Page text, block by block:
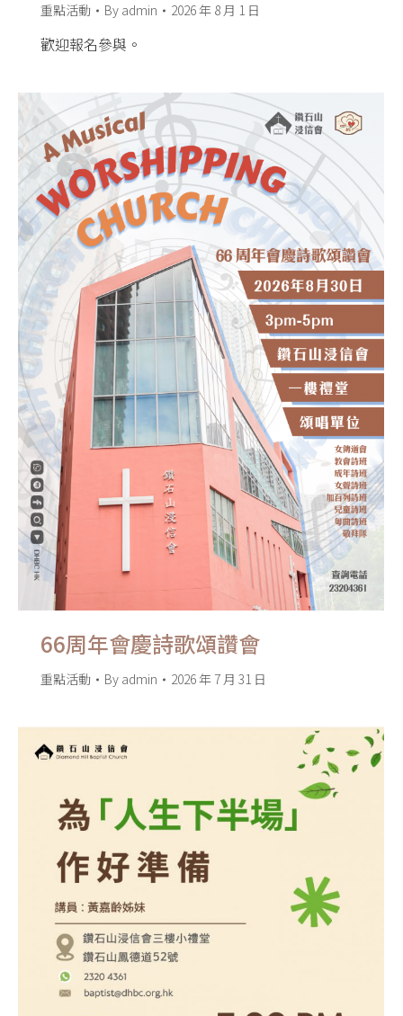
重點活動 By admin 2026 年 8 月 1 日
歡迎報名參與。
66周年會慶詩歌頌讚會
重點活動 By admin 2026 年 7 月 31 日